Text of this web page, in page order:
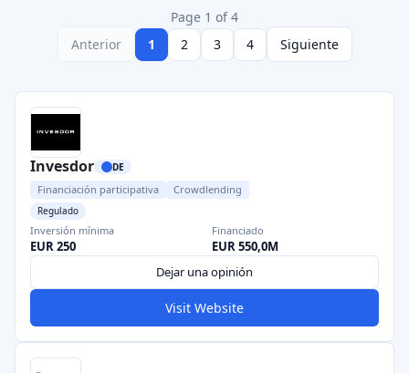
Page 1 of 4
Anterior
1 2 3 4 Siguiente
Invesdor DE
Financiación participativa Crowdlending
Regulado
Inversión mínima
EUR 250
Financiado
EUR 550,0M
Dejar una opinión
Visit Website